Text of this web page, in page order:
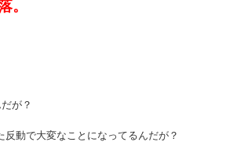
。
が？
反動で大変なことになってるんだが？